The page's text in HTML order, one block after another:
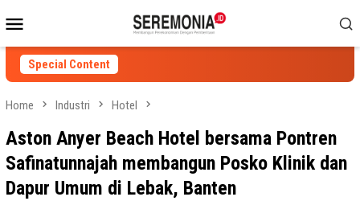
to
contentMenu
Special Content
Home Industri Hotel
Aston Anyer Beach Hotel bersama Pontren
Safinatunnajah membangun Posko Klinik dan
Dapur Umum di Lebak, Banten